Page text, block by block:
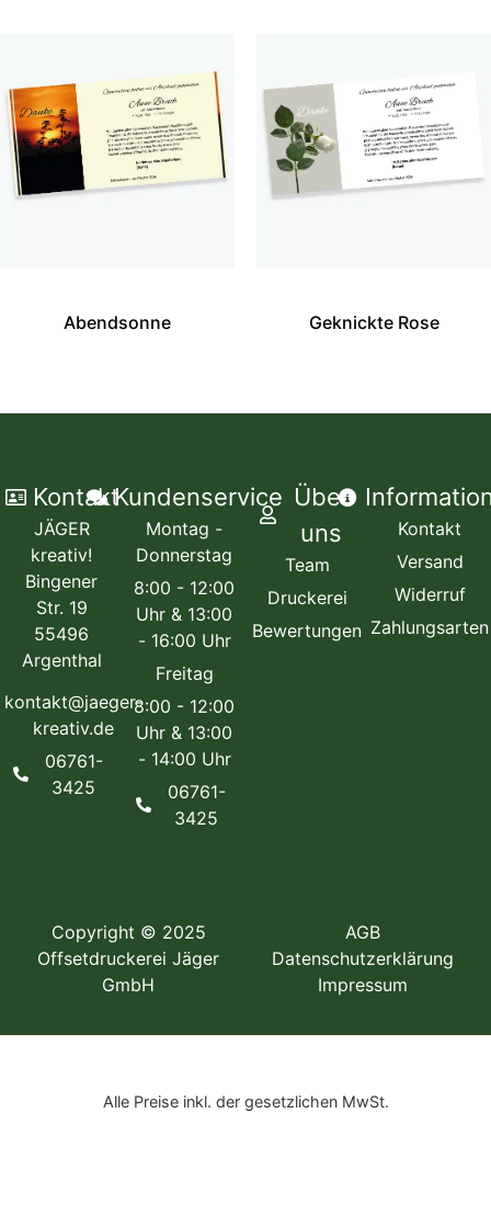
Abendsonne Geknickte Rose
Kontakt
JÄGER
kreativ!
Bingener
Str. 19
55496
Argenthal
kontakt@jaeger-
kreativ.de
06761-
3425
Kundenservice
Montag -
Donnerstag
8:00 - 12:00
Uhr & 13:00
- 16:00 Uhr
Freitag
8:00 - 12:00
Uhr & 13:00
- 14:00 Uhr
06761-
3425
Über
uns
Team
Druckerei
Bewertungen
Kontakt
Versand
Widerruf
Zahlungsarten
Copyright © 2025
Offsetdruckerei Jäger
GmbH
AGB
Datenschutzerklärung
Impressum
Alle Preise inkl. der gesetzlichen MwSt.